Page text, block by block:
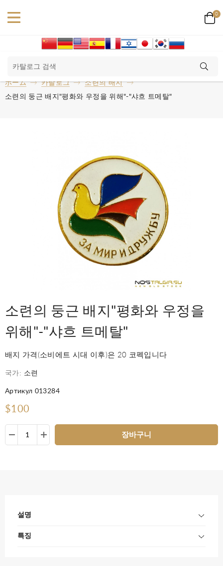
0
ホーム 카탈로그
소련의 배지
소련의 둥근 배지"평화와 우정을 위해"-"샤흐 트메탈"
소련의 둥근 배지"평화와 우정을
위해"-"샤흐 트메탈"
배지 가격(소비에트 시대 이후)은 20 코펙입니다
국가: 소련
Артикул 013284
$100
장바구니
설명
특징